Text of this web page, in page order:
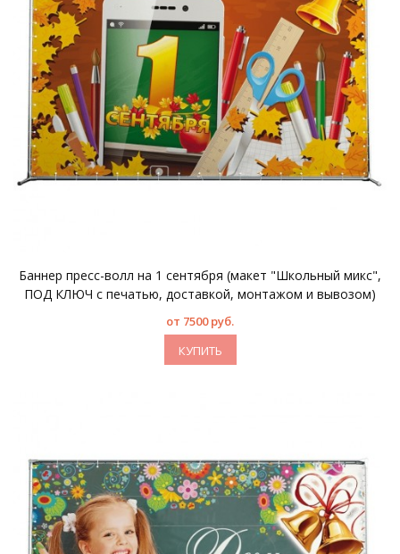
Баннер пресс-волл на 1 сентября (макет "Школьный микс",
ПОД КЛЮЧ с печатью, доставкой, монтажом и вывозом)
от 7500 руб.
КУПИТЬ